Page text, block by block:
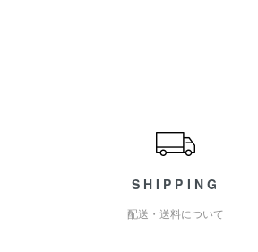
SHIPPING
配送・送料について